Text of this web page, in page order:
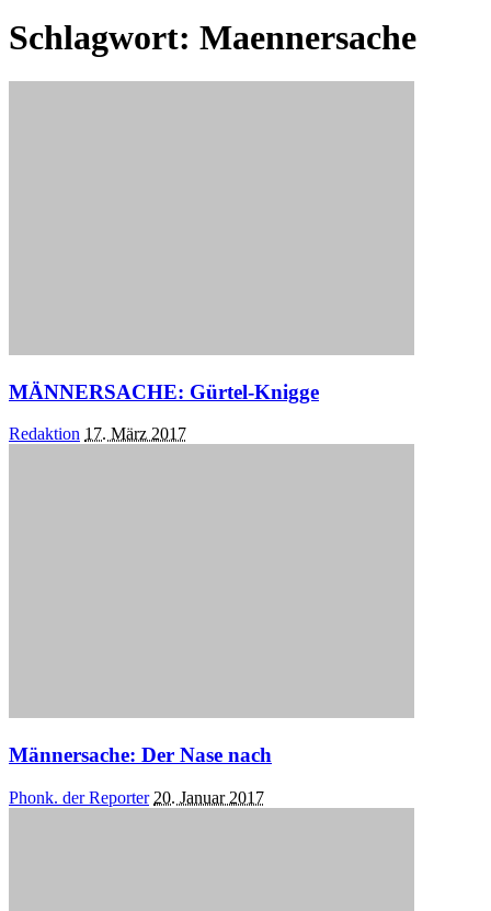
Schlagwort: Maennersache
MÄNNERSACHE: Gürtel-Knigge
Posted
Redaktion 17. März 2017
Männersache: Der Nase nach
Posted
Phonk. der Reporter 20. Januar 2017